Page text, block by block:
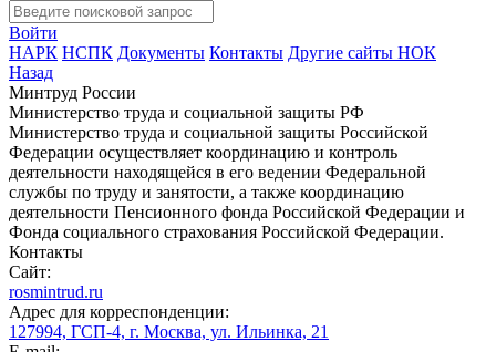
Войти
НАРК НСПК Документы Контакты Другие сайты НОК
Назад
Минтруд России
Министерство труда и социальной защиты РФ
Министерство труда и социальной защиты Российской
Федерации осуществляет координацию и контроль
деятельности находящейся в его ведении Федеральной
службы по труду и занятости, а также координацию
деятельности Пенсионного фонда Российской Федерации и
Фонда социального страхования Российской Федерации.
Контакты
Сайт:
rosmintrud.ru
Адрес для корреспонденции:
127994, ГСП-4, г. Москва, ул. Ильинка, 21